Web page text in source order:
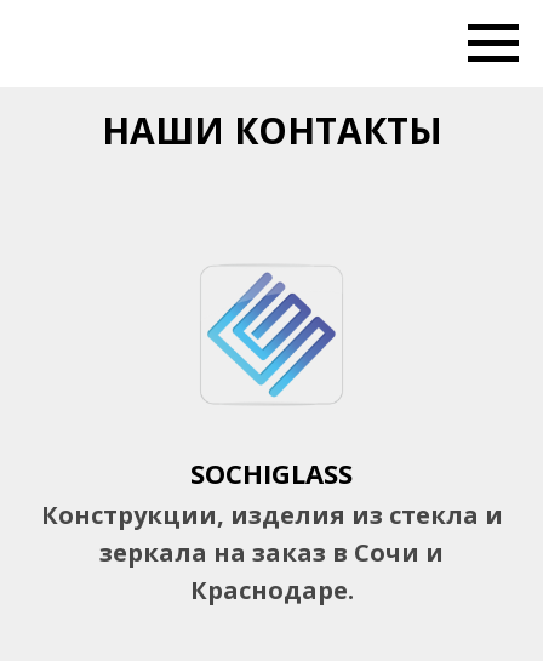
НАШИ КОНТАКТЫ
SOCHIGLASS
Конструкции, изделия из стекла и
зеркала на заказ в Сочи и
Краснодаре.